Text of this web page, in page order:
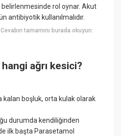
rol oynar. Akut
antibiyotik kullanılmalıdır.
Cevabın tamamını burada okuyun:
ağrı kesici?
kalan boşluk, orta kulak olarak
durumda kendiliğinden
ilk başta Parasetamol